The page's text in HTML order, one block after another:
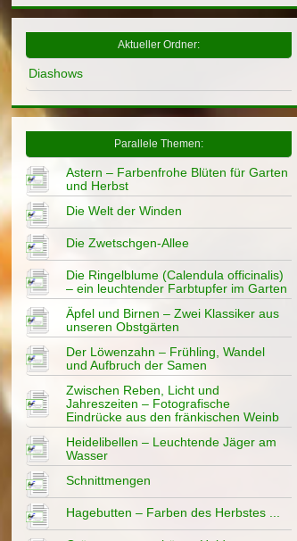
Aktueller Ordner:
Diashows
Parallele Themen:
Astern – Farbenfrohe Blüten für Garten
und Herbst
Die Welt der Winden
Die Zwetschgen-Allee
Die Ringelblume (Calendula officinalis)
– ein leuchtender Farbtupfer im Garten
Äpfel und Birnen – Zwei Klassiker aus
unseren Obstgärten
Der Löwenzahn – Frühling, Wandel
und Aufbruch der Samen
Zwischen Reben, Licht und
Jahreszeiten – Fotografische
Eindrücke aus den fränkischen Weinb
Heidelibellen – Leuchtende Jäger am
Wasser
Schnittmengen
Hagebutten – Farben des Herbstes ...